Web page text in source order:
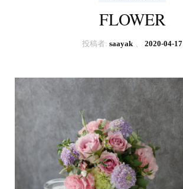
FLOWER
投稿者: saayak 、 2020-04-17